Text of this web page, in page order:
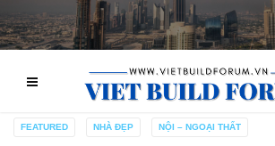
FEATURED NHÀ ĐẸP NỘI – NGOẠI THẤT